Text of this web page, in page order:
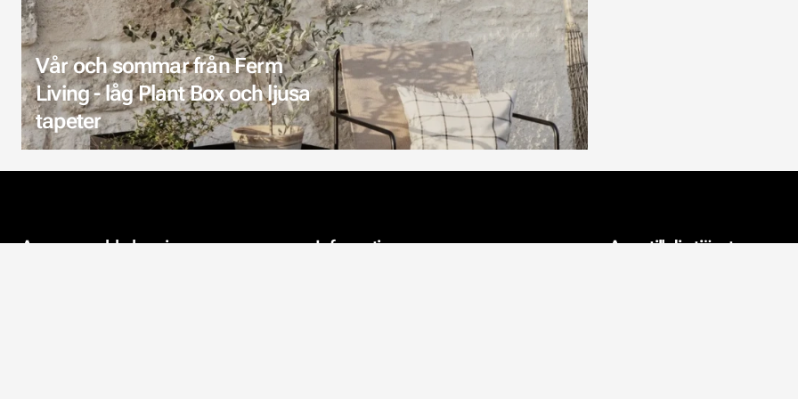
Vår och sommar från Ferm
Living - låg Plant Box och ljusa
tapeter
Aveo en webbshop i
Information Aveo till din tjänst